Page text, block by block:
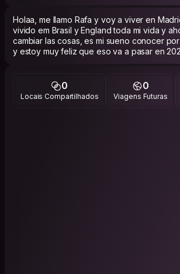
Holaa, me llamo Rafa y voy a viver en
vivido em Brasil y England toda mi vida y
cambiar las cosas, es mi sueno conocer
y estoy muy feliz que eso va a pasar en
0
Locais Compartilhados
0
Viagens Futuras